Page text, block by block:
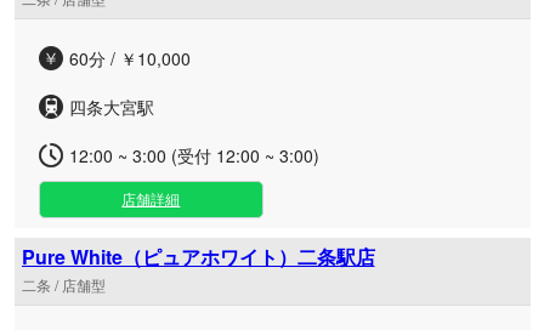
間をご用意しておりますので、お仕事帰りの遅い時間や、お
てお気軽にご利用いただけます。セラピストが心を込めて、
60分 / ￥10,000
四条大宮駅
12:00 ~ 3:00 (受付 12:00 ~ 3:00)
店舗詳細
Pure White（ピュアホワイト）二条駅店
二条 / 店舗型